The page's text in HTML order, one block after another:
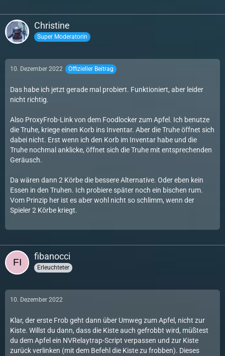
Christine
Super Moderatorin
10. Dezember 2022 Offizieller Beitrag
Das habe ich jetzt gerade mal probiert. Funktioniert, aber leider
nicht richtig.
Also ProxyFrob-Link von dem Foodlocker zum Apfel. Ich benutze
die Truhe, kriege einen Korb ins Inventar. Aber die Truhe öffnet sich
dabei nicht. Erst wenn ich den Korb im Inventar habe und die
Truhe nochmal anklicke, öffnet sich die Truhe mit entsprechenden
Geräusch.
Da wären dann 2 Körbe die bessere Alternative. Oder eben kein
Essen in den Truhen. Ich probiere später noch ein bischen rum.
Vom Prinzip her ist es aber wohl nicht so schlimm, wenn der
Spieler 2 Körbe kriegt.
fibanocci
Erleuchteter
10. Dezember 2022
Klar, der erste Frob geht dann über Umweg zum Apfel, nicht zur
Kiste. Willst du dann, dass die Kiste auch gefrobbt wird, müßtest
du dem Apfel ein NVRelaytrap-Script verpassen und zur Kiste
zurück verlinken (mit dem Befehl die Kiste zu frobben). Dieses